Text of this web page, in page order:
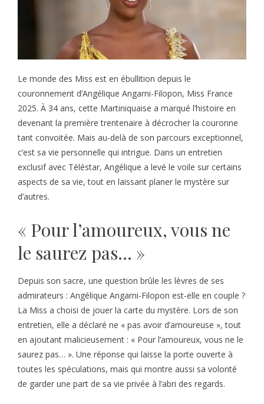
Le monde des Miss est en ébullition depuis le
couronnement d’Angélique Angarni-Filopon, Miss France
2025. À 34 ans, cette Martiniquaise a marqué l’histoire en
devenant la première trentenaire à décrocher la couronne
tant convoitée. Mais au-delà de son parcours exceptionnel,
c’est sa vie personnelle qui intrigue. Dans un entretien
exclusif avec Téléstar, Angélique a levé le voile sur certains
aspects de sa vie, tout en laissant planer le mystère sur
d’autres.
« Pour l’amoureux, vous ne
le saurez pas… »
Depuis son sacre, une question brûle les lèvres de ses
admirateurs : Angélique Angarni-Filopon est-elle en couple ?
La Miss a choisi de jouer la carte du mystère. Lors de son
entretien, elle a déclaré ne « pas avoir d’amoureuse », tout
en ajoutant malicieusement : « Pour l’amoureux, vous ne le
saurez pas… ». Une réponse qui laisse la porte ouverte à
toutes les spéculations, mais qui montre aussi sa volonté
de garder une part de sa vie privée à l’abri des regards.